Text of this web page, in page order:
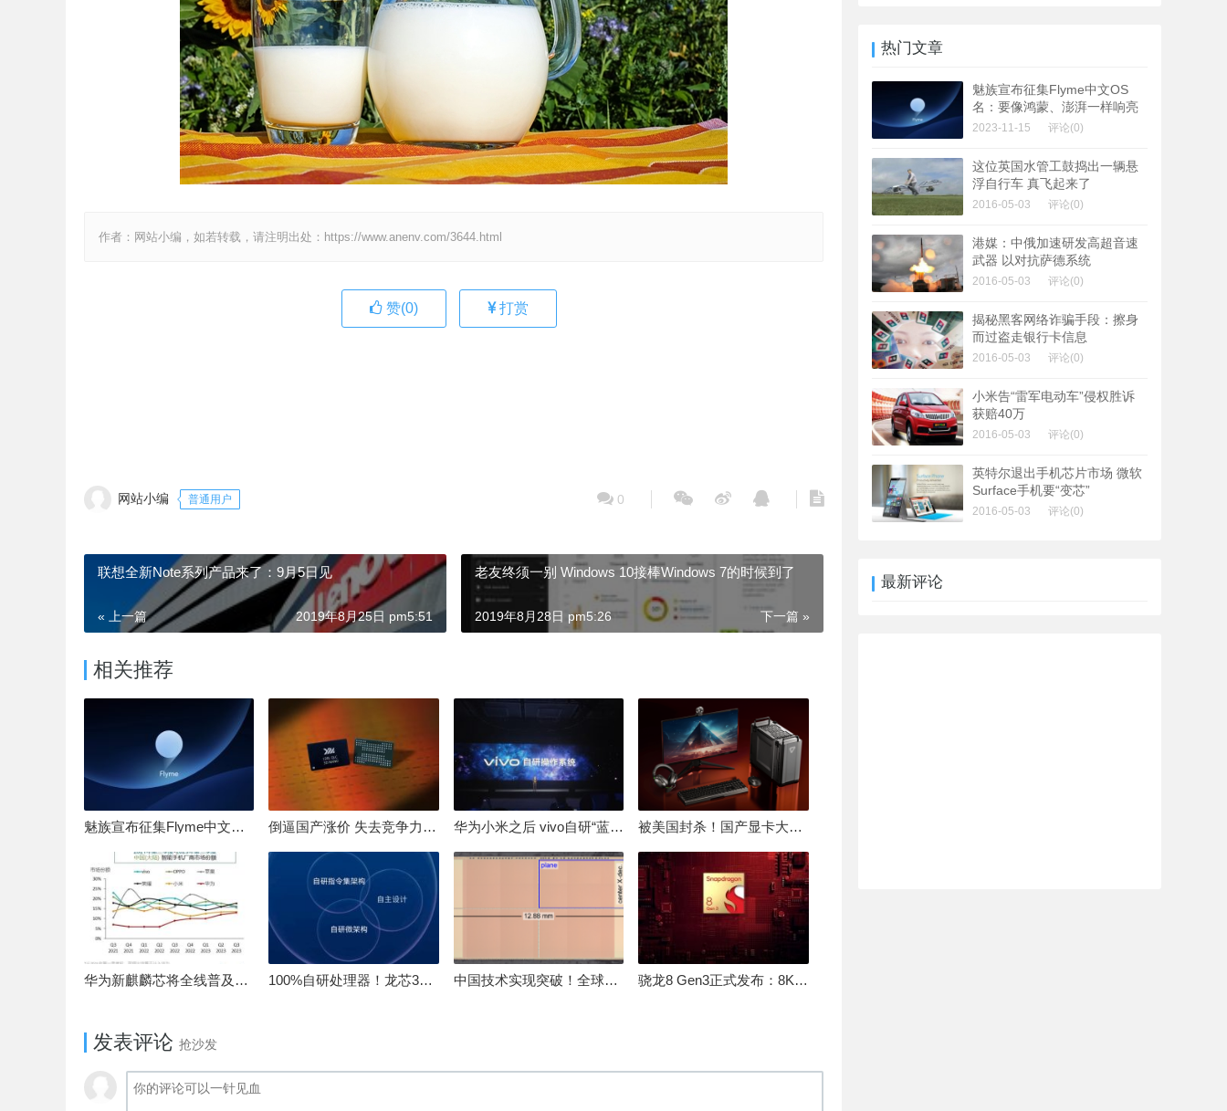
作者：网站小编，如若转载，请注明出处：https://www.anenv.com/3644.html
赞(0) 打赏
网站小编 普通用户 0
联想全新Note系列产品来了：9月5日见
« 上一篇 2019年8月25日 pm5:51
老友终须一别 Windows 10接棒Windows 7的时候到了
下一篇 »
2019年8月28日 pm5:26
相关推荐
魅族宣布征集Flyme中文OS名：要像鸿蒙、澎湃一样响亮 倒逼国产涨价 失去竞争力！三星要减产50%：SSD必须涨价 华为小米之后 vivo自研“蓝河”操作系统重磅发布 被美国封杀！国产显卡大厂：中国GPU不存在至暗时刻
华为新麒麟芯将全线普及！高中低端全面采用 改写竞争格局 100%自研处理器！龙芯3A6000评测：与10代酷睿互有胜负 中国技术实现突破！全球最先进的3D NAND存储芯片被发现 骁龙8 Gen3正式发布：8K240手游成真！AI性能飙升98％
发表评论 抢沙发
热门文章
魅族宣布征集Flyme中文OS
名：要像鸿蒙、澎湃一样响亮
2023-11-15 评论(0)
这位英国水管工鼓捣出一辆悬
浮自行车 真飞起来了
2016-05-03 评论(0)
港媒：中俄加速研发高超音速
武器 以对抗萨德系统
2016-05-03 评论(0)
揭秘黑客网络诈骗手段：擦身
而过盗走银行卡信息
2016-05-03 评论(0)
小米告“雷军电动车”侵权胜诉
获赔40万
2016-05-03 评论(0)
英特尔退出手机芯片市场 微软
Surface手机要“变芯”
2016-05-03 评论(0)
最新评论